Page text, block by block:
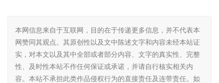
本网信息来自于互联网，目的在于传递更多信息，并不代表本
网赞同其观点。其原创性以及文中陈述文字和内容未经本站证
实，对本文以及其中全部或者部分内容、文字的真实性、完整
性、及时性本站不作任何保证或承诺，并请自行核实相关内
容。本站不承担此类作品侵权行为的直接责任及连带责任。如